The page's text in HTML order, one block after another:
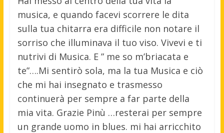
musica, e quando facevi scorrere le dita
sulla tua chitarra era difficile non notare il
sorriso che illuminava il tuo viso. Vivevi e ti
nutrivi di Musica. E ” me so m’briacata e
te”….Mi sentirò sola, ma la tua Musica e ciò
che mi hai insegnato e trasmesso
continuerà per sempre a far parte della
mia vita. Grazie Pinù …resterai per sempre
un grande uomo in blues. mi hai arricchito